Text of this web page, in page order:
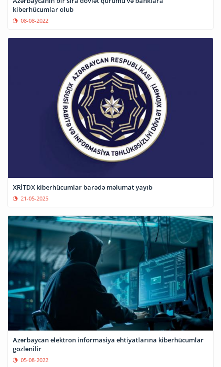
kiberhücumlar olub
08-08-2022
XRİTDX kiberhücumlar barədə məlumat yayıb
21-05-2025
Azərbaycan elektron informasiya ehtiyatlarına kiberhücumlar
gözlənilir
05-08-2022